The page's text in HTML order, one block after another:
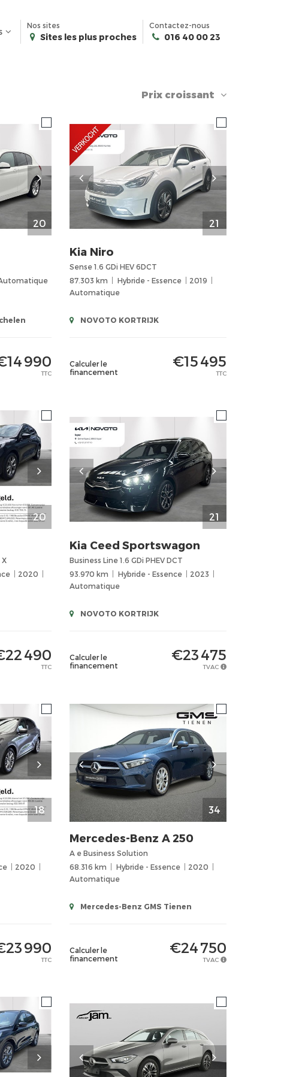
Nos sites
Sites les plus proches
Contactez-nous
016 40 00 23
Prix croissant
20
990
TTC
21
Kia Niro
Sense 1.6 GDi HEV 6DCT
87.303 km
Hybride - Essence
2019
Automatique
NOVOTO KORTRIJK
Calculer le
financement
€15 495
TTC
20
X
2020
490
TTC
21
Kia Ceed Sportswagon
Business Line 1.6 GDi PHEV DCT
93.970 km
Hybride - Essence
2023
Automatique
NOVOTO KORTRIJK
Calculer le
financement
€23 475
TVAC
18
2020
990
TTC
34
Mercedes-Benz A 250
A e Business Solution
68.316 km
Hybride - Essence
2020
Automatique
Mercedes-Benz GMS Tienen
Calculer le
financement
€24 750
TVAC